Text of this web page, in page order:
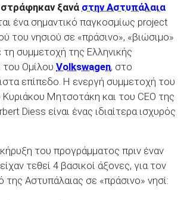
ξανά στην Αστυπάλαια
ένα σημαντικό παγκοσμίως project
του νησιού σε «πράσινο», «βιώσιμο»
τη συμμετοχή της Ελληνικής
του Ομίλου Volkswagen, στο
επίπεδο. Η ενεργή συμμετοχή του
Μητσοτάκη και του CEO της
Diess είναι ένας ιδιαίτερα ισχυρός
του προγράμματος πριν έναν
τεθεί 4 βασικοί άξονες, για τον
της Αστυπάλαιας σε «πράσινο» νησί: